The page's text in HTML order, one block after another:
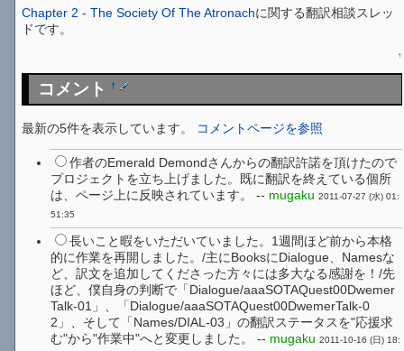
Chapter 2 - The Society Of The Atronachに関する翻訳相談スレッ
ドです。
↑
コメント†
最新の5件を表示しています。 コメントページを参照
作者のEmerald Demondさんからの翻訳許諾を頂けたので
プロジェクトを立ち上げました。既に翻訳を終えている個所
は、ページ上に反映されています。 -- mugaku 2011-07-27 (水) 01:
51:35
長いこと暇をいただいていました。1週間ほど前から本格
的に作業を再開しました。/主にBooksにDialogue、Namesな
ど、訳文を追加してくださった方々には多大なる感謝を！/先
ほど、僕自身の判断で「Dialogue/aaaSOTAQuest00Dwemer
Talk-01」、「Dialogue/aaaSOTAQuest00DwemerTalk-0
2」、そして「Names/DIAL-03」の翻訳ステータスを"応援求
む"から"作業中"へと変更しました。 -- mugaku 2011-10-16 (日) 18: